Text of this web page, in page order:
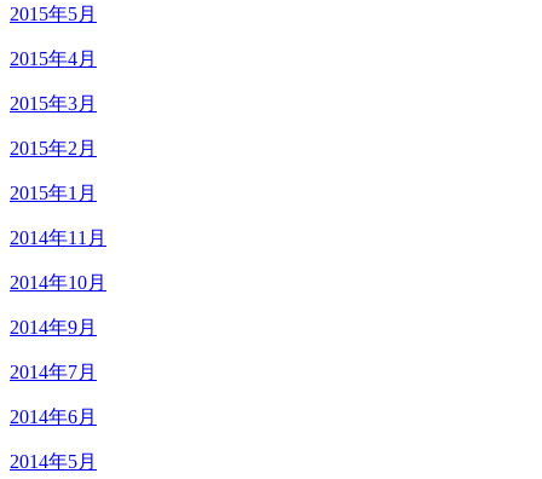
2015年5月
2015年4月
2015年3月
2015年2月
2015年1月
2014年11月
2014年10月
2014年9月
2014年7月
2014年6月
2014年5月